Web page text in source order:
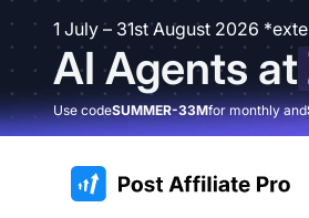
1 July – 31st August 2026
AI Agents at
Use codeSUMMER-33Mfor monthly and
:site.title